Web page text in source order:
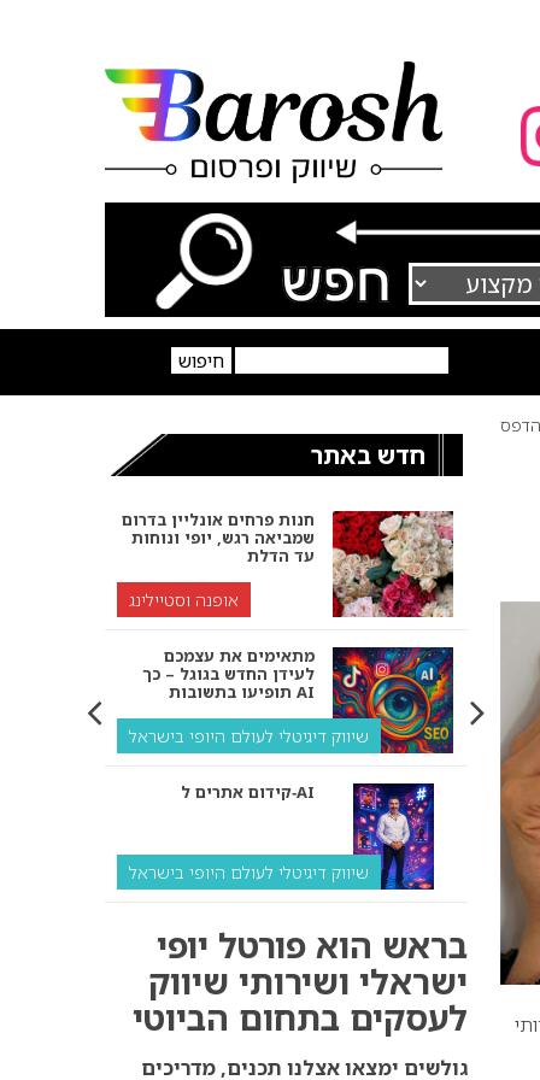
הדפס
חדש באתר
חנות פרחים אונליין בדרום
שמביאה רגש, יופי ונוחות
עד הדלת
אופנה וסטיילינג
מתאימים את עצמכם
לעידן החדש בגוגל – כך
תופיעו בתשובות AI
שיווק דיגיטלי לעולם היופי בישראל
קידום אתרים ל‑AI
שיווק דיגיטלי לעולם היופי בישראל
ולמה העסק שלך צריך
שיווק דיגיטלי לעסקים
קידום ל‑AI לעומת קידום
בראש הוא פורטל יופי
ישראלי ושירותי שיווק
לעסקים בתחום הביוטי
גולשים ימצאו אצלנו תכנים, מדריכים